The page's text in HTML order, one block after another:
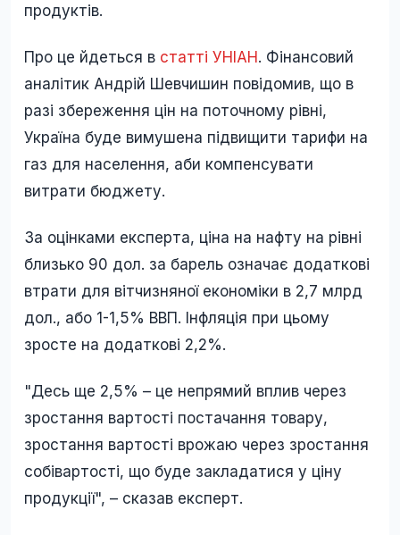
продуктів.
Про це йдеться в статті УНІАН . Фінансовий
аналітик Андрій Шевчишин повідомив, що в
разі збереження цін на поточному рівні,
Україна буде вимушена підвищити тарифи на
газ для населення, аби компенсувати
витрати бюджету.
За оцінками експерта, ціна на нафту на рівні
близько 90 дол. за барель означає додаткові
втрати для вітчизняної економіки в 2,7 млрд
дол., або 1-1,5% ВВП. Інфляція при цьому
зросте на додаткові 2,2%.
"Десь ще 2,5% – це непрямий вплив через
зростання вартості постачання товару,
зростання вартості врожаю через зростання
собівартості, що буде закладатися у ціну
продукції", – сказав експерт.